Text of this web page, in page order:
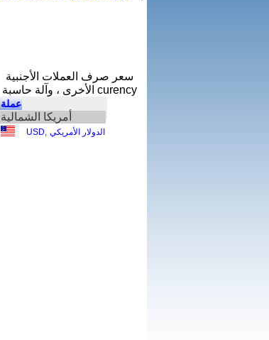
سعر صرف العملات الأجنبية
الأخرى ، وآلة حاسبة curency
عملة
أمريكا الشمالية
USD, الدولار الأمريكي